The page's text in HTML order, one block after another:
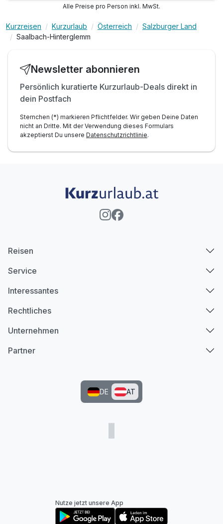
Sauna. Erlebnisdusche und Dampfbad
Nutzung der Seilbahnen, Minigolfanlagen und weitere
Ermäßigungen im Rahmen der "JOKER CARD"
Alle Preise pro Person inkl. MwSt.
Kurzreisen Kurzurlaub Österreich
Salzburger Land
Saalbach-Hinterglemm
Newsletter abonnieren
Persönlich kuratierte Kurzurlaub-Deals direkt in
dein Postfach
Sternchen (*) markieren Pflichtfelder. Wir geben Deine Daten
nicht an Dritte. Mit der Verwendung dieses Formulars
akzeptierst Du unsere Datenschutzrichtlinie.
Reisen
Service
Interessantes
Rechtliches
Unternehmen
Partner
DE AT
Nutze jetzt unsere App